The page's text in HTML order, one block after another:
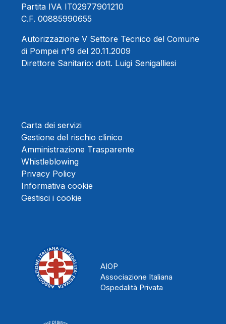
Partita IVA IT02977901210
C.F. 00885990655
Autorizzazione V Settore Tecnico del Comune
di Pompei n°9 del 20.11.2009
Direttore Sanitario: dott. Luigi Senigalliesi
Carta dei servizi
Gestione del rischio clinico
Amministrazione Trasparente
Whistleblowing
Privacy Policy
Informativa cookie
Gestisci i cookie
AIOP
Associazione Italiana
Ospedalità Privata